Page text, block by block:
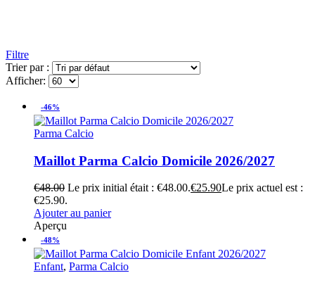
Filtre
Trier par :
Afficher:
-46%
Parma Calcio
Maillot Parma Calcio Domicile 2026/2027
€48.00 Le prix initial était : €48.00.€25.90Le prix actuel est :
€25.90.
Ajouter au panier
Aperçu
-48%
Enfant, Parma Calcio